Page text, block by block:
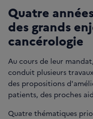
Quatre
des grands
cancérologie
Au cours de leur
conduit plusieurs
des propositions
patients, des proches
Quatre thématiques